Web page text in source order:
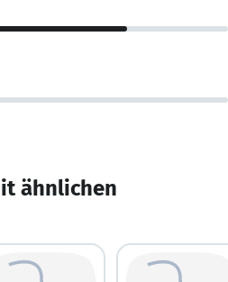
ähnlichen